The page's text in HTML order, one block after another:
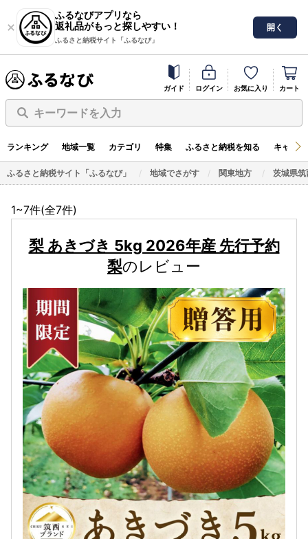
ふるなびアプリなら
返礼品がもっと探しやすい！
ふるさと納税サイト「ふるなび」
開く
ガイド ログイン お気に入り カート
キーワードを入力
ランキング 地域一覧 カテゴリ 特集 ふるさと納税を知る キャン
ふるさと納税サイト「ふるなび」 地域でさがす 関東地方 茨城県筑
1~7件(全7件)
梨 あきづき 5kg 2026年産 先行予約
梨のレビュー